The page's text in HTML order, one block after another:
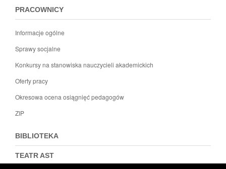
PRACOWNICY
Informacje ogólne
Sprawy socjalne
Konkursy na stanowiska nauczycieli akademickich
Oferty pracy
Okresowa ocena osiągnięć pedagogów
ZIP
BIBLIOTEKA
TEATR AST